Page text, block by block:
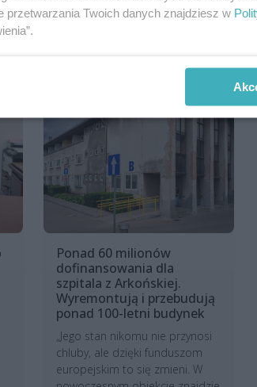
Ponad 60 milionów
dofinansowania dla
szpitala z Arkońskiej.
Wyremontują i przebudują
ponad 100-letni budynek
„Jego stan nikomu nie przynosi
chluby, ale dzięki funduszom
europejskim to się zmieni. W
przetwarzania Twoich danych znajdziesz w